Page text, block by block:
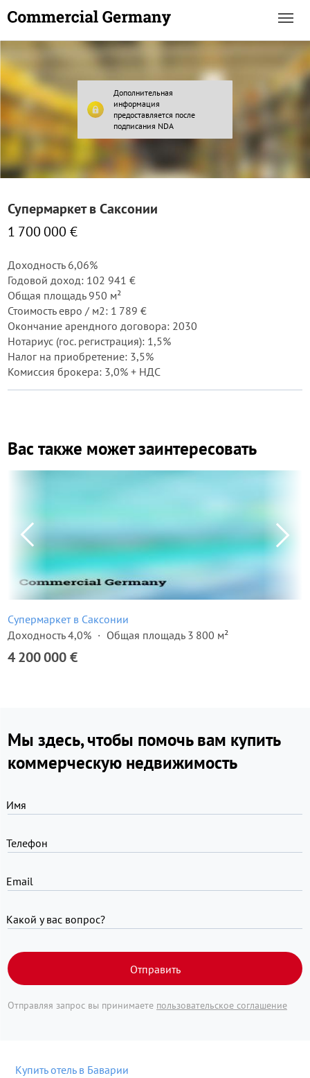
Дополнительная
информация
предоставляется после
подписания NDA
Супермаркет в Саксонии
1 700 000 €
Доходность 6,06%
Годовой доход: 102 941 €
Общая площадь 950 м²
Стоимость евро / м2: 1 789 €
Окончание арендного договора: 2030
Нотариус (гос. регистрация): 1,5%
Налог на приобретение: 3,5%
Комиссия брокера: 3,0% + НДС
Вас также может заинтересовать
Супермаркет в Саксонии
Доходность 4,0%
Общая площадь 3 800 м²
4 200 000 €
Мы здесь, чтобы помочь вам купить
коммерческую недвижимость
Имя
Телефон
Email
Какой у вас вопрос?
Отправить
Отправляя запрос вы принимаете пользовательское соглашение
Купить отель в Баварии